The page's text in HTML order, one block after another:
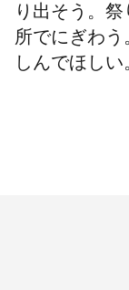
り出そう。
所でにぎわう
しんでほしい